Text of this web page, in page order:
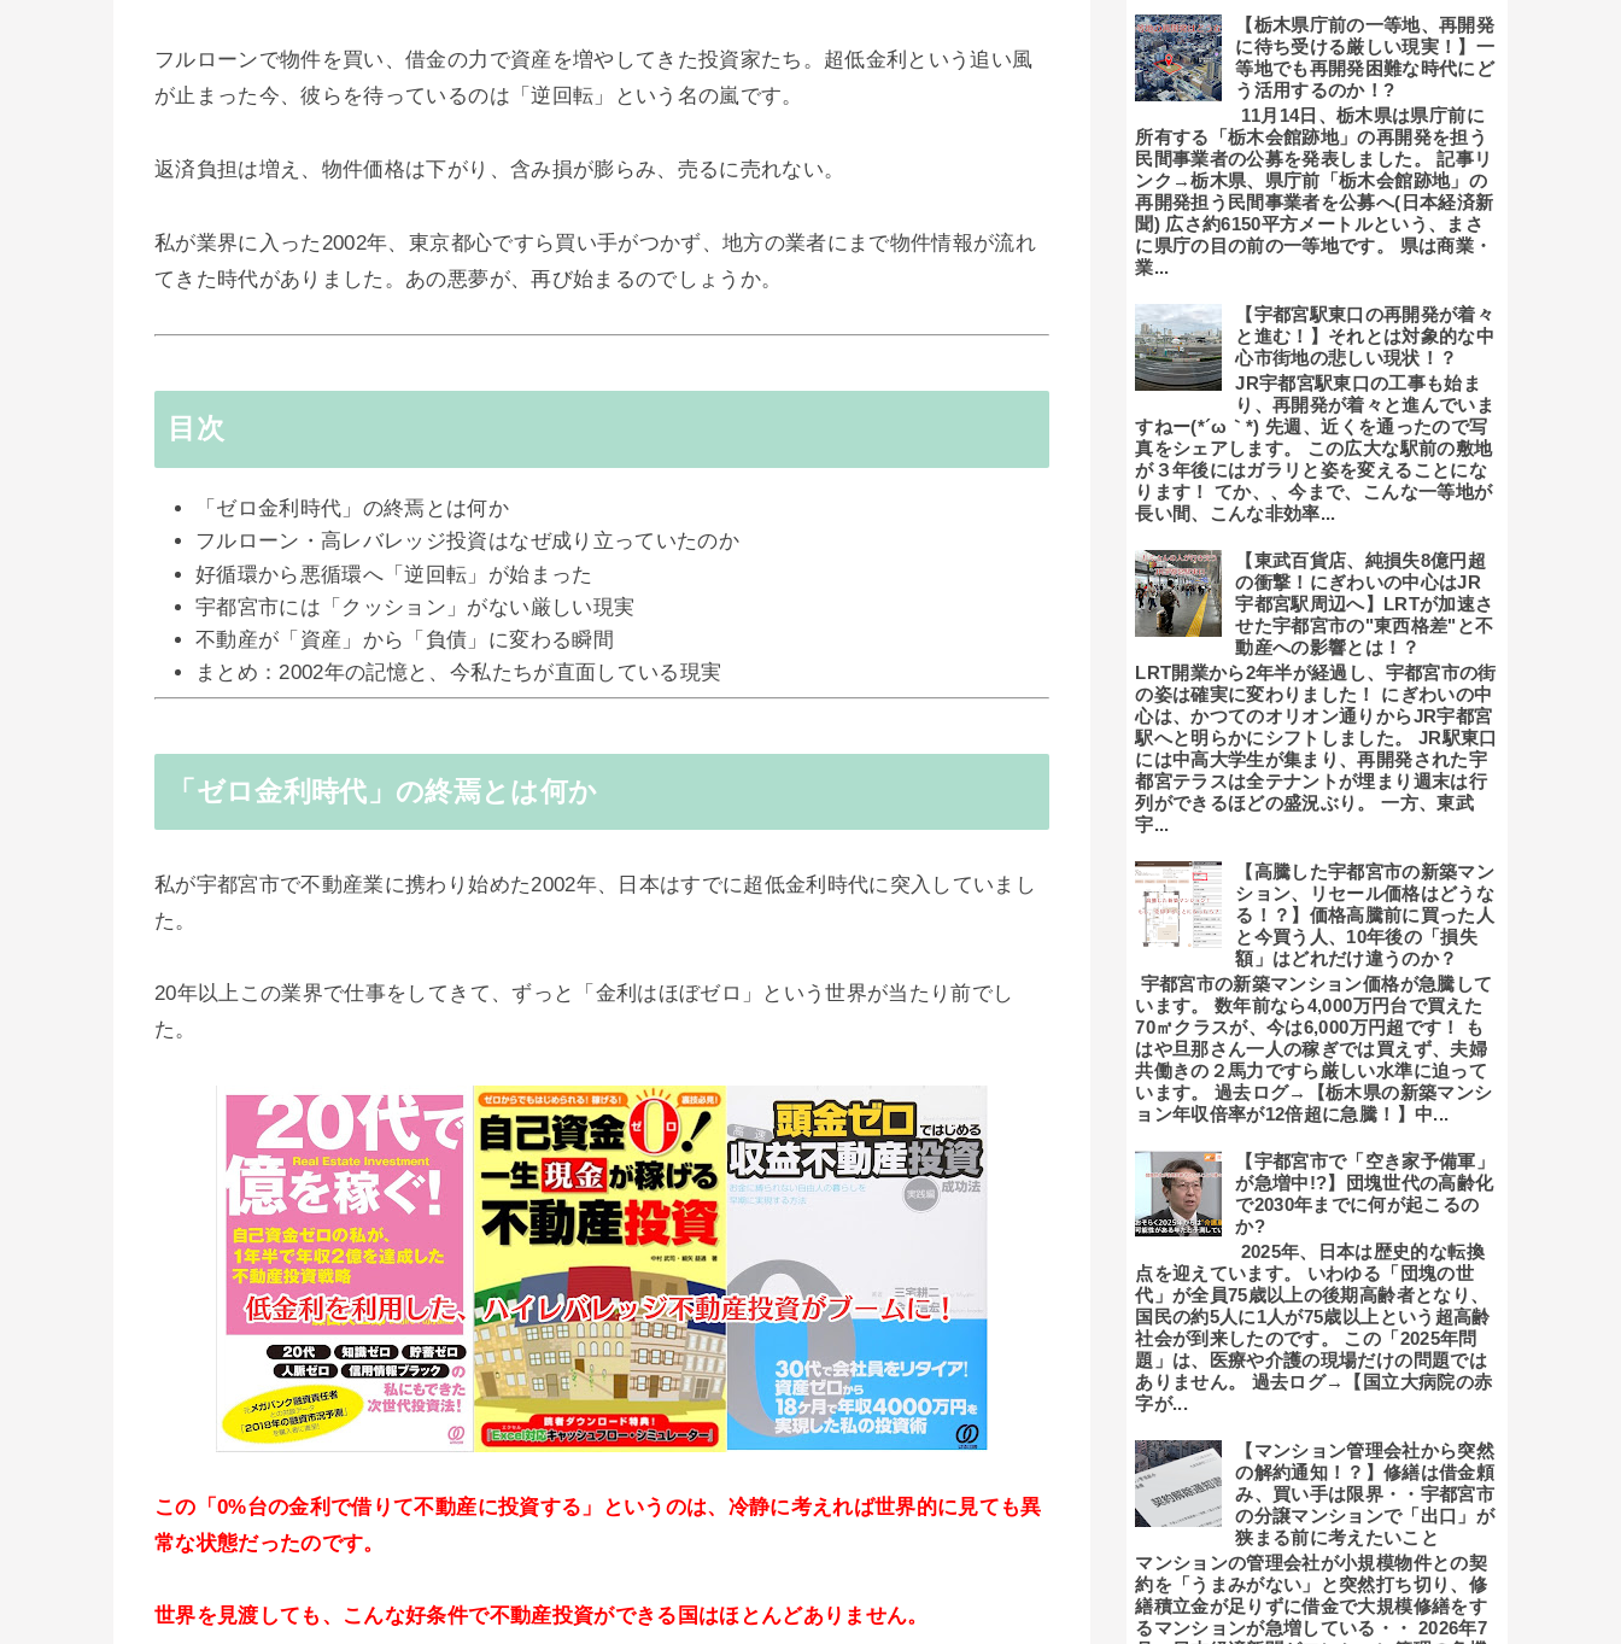
フルローンで物件を買い、借金の力で資産を増やしてきた投資家たち。超低金利という追い風
が止まった今、彼らを待っているのは「逆回転」という名の嵐です。
返済負担は増え、物件価格は下がり、含み損が膨らみ、売るに売れない。
私が業界に入った2002年、東京都心ですら買い手がつかず、地方の業者にまで物件情報が流れ
てきた時代がありました。あの悪夢が、再び始まるのでしょうか。
目次
「ゼロ金利時代」の終焉とは何か
フルローン・高レバレッジ投資はなぜ成り立っていたのか
好循環から悪循環へ「逆回転」が始まった
宇都宮市には「クッション」がない厳しい現実
不動産が「資産」から「負債」に変わる瞬間
まとめ：2002年の記憶と、今私たちが直面している現実
「ゼロ金利時代」の終焉とは何か
私が宇都宮市で不動産業に携わり始めた2002年、日本はすでに超低金利時代に突入していまし
た。
20年以上この業界で仕事をしてきて、ずっと「金利はほぼゼロ」という世界が当たり前でし
た。
この「0%台の金利で借りて不動産に投資する」というのは、冷静に考えれば世界的に見ても異
常な状態だったのです。
世界を見渡しても、こんな好条件で不動産投資ができる国はほとんどありません。
【栃木県庁前の一等地、再開発
に待ち受ける厳しい現実！】一
等地でも再開発困難な時代にど
う活用するのか！?
11月14日、栃木県は県庁前に
所有する「栃木会館跡地」の再開発を担う
民間事業者の公募を発表しました。 記事リ
ンク→栃木県、県庁前「栃木会館跡地」の
再開発担う民間事業者を公募へ(日本経済新
聞) 広さ約6150平方メートルという、まさ
に県庁の目の前の一等地です。 県は商業・
業...
【宇都宮駅東口の再開発が着々
と進む！】それとは対象的な中
心市街地の悲しい現状！？
JR宇都宮駅東口の工事も始ま
り、再開発が着々と進んでいま
すねー(*´ω｀*) 先週、近くを通ったので写
真をシェアします。 この広大な駅前の敷地
が３年後にはガラリと姿を変えることにな
ります！ てか、、今まで、こんな一等地が
長い間、こんな非効率...
【東武百貨店、純損失8億円超
の衝撃！にぎわいの中心はJR
宇都宮駅周辺へ】LRTが加速さ
せた宇都宮市の"東西格差"と不
動産への影響とは！？
LRT開業から2年半が経過し、宇都宮市の街
の姿は確実に変わりました！ にぎわいの中
心は、かつてのオリオン通りからJR宇都宮
駅へと明らかにシフトしました。 JR駅東口
には中高大学生が集まり、再開発された宇
都宮テラスは全テナントが埋まり週末は行
列ができるほどの盛況ぶり。 一方、東武
宇...
【高騰した宇都宮市の新築マン
ション、リセール価格はどうな
る！？】価格高騰前に買った人
と今買う人、10年後の「損失
額」はどれだけ違うのか？
宇都宮市の新築マンション価格が急騰して
います。 数年前なら4,000万円台で買えた
70㎡クラスが、今は6,000万円超です！ も
はや旦那さん一人の稼ぎでは買えず、夫婦
共働きの２馬力ですら厳しい水準に迫って
います。 過去ログ→【栃木県の新築マンシ
ョン年収倍率が12倍超に急騰！】中...
【宇都宮市で「空き家予備軍」
が急増中!?】団塊世代の高齢化
で2030年までに何が起こるの
か?
2025年、日本は歴史的な転換
点を迎えています。 いわゆる「団塊の世
代」が全員75歳以上の後期高齢者となり、
国民の約5人に1人が75歳以上という超高齢
社会が到来したのです。 この「2025年問
題」は、医療や介護の現場だけの問題では
ありません。 過去ログ→【国立大病院の赤
字が...
【マンション管理会社から突然
の解約通知！？】修繕は借金頼
み、買い手は限界・・宇都宮市
の分譲マンションで「出口」が
狭まる前に考えたいこと
マンションの管理会社が小規模物件との契
約を「うまみがない」と突然打ち切り、修
繕積立金が足りずに借金で大規模修繕をす
るマンションが急増している・・ 2026年7